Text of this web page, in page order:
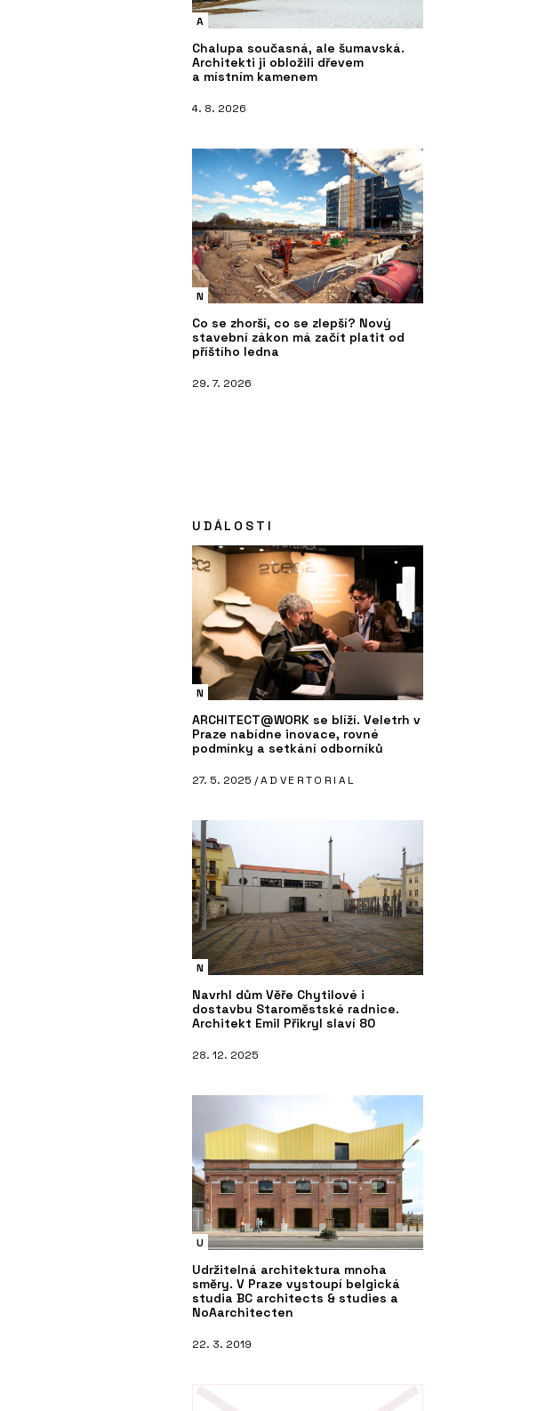
A
Chalupa současná, ale šumavská.
Architekti ji obložili dřevem
a místním kamenem
4. 8. 2026
N
Co se zhorší, co se zlepší? Nový
stavební zákon má začít platit od
příštího ledna
29. 7. 2026
UDÁLOSTI
N
ARCHITECT@WORK se blíží. Veletrh v
Praze nabídne inovace, rovné
podmínky a setkání odborníků
27. 5. 2025 /ADVERTORIAL
N
Navrhl dům Věře Chytilové i
dostavbu Staroměstské radnice.
Architekt Emil Přikryl slaví 80
28. 12. 2025
U
Udržitelná architektura mnoha
směry. V Praze vystoupí belgická
studia BC architects & studies a
NoAarchitecten
22. 3. 2019